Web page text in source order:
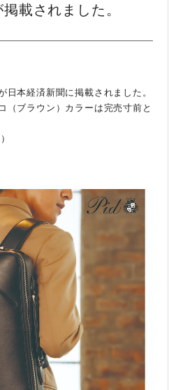
載されました。
日本経済新聞に掲載されました。
（ブラウン）カラーは完売寸前と